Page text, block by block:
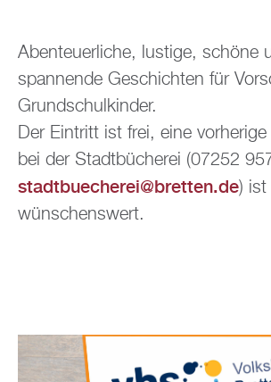
Abenteuerliche, lustige, schöne
spannende Geschichten für
Grundschulkinder.
Der Eintritt ist frei, eine
bei der Stadtbücherei (07252
stadtbuecherei@bretten.de) ist
wünschenswert.